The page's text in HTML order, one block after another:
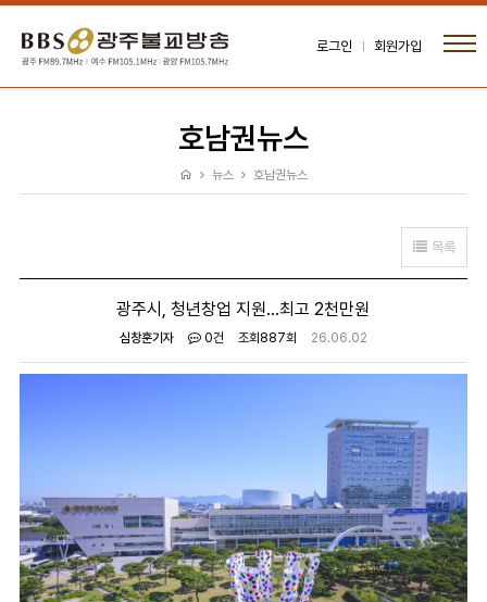
로그인 회원가입
호남권뉴스
뉴스 호남권뉴스
목록
광주시, 청년창업 지원...최고 2천만원
심창훈기자 0건 조회887회 26.06.02